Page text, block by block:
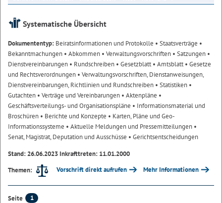
Systematische Übersicht
Dokumententyp: Beiratsinformationen und Protokolle • Staatsverträge •
Bekanntmachungen • Abkommen • Verwaltungsvorschriften • Satzungen •
Dienstvereinbarungen • Rundschreiben • Gesetzblatt• Amtsblatt• Gesetze
und Rechtsverordnungen • Verwaltungsvorschriften, Dienstanweisungen,
Dienstvereinbarungen, Richtlinien und Rundschreiben • Statistiken •
Gutachten • Verträge und Vereinbarungen • Aktenpläne •
Geschäftsverteilungs- und Organisationspläne • Informationsmaterial und
Broschüren • Berichte und Konzepte • Karten, Pläne und Geo-
Informationssysteme • Aktuelle Meldungen und Pressemitteilungen •
Senat, Magistrat, Deputation und Ausschüsse • Gerichtsentscheidungen
Stand: 26.06.2023 Inkrafttreten: 11.01.2000
Themen:
Vorschrift direkt aufrufen Mehr Informationen
Seite
1